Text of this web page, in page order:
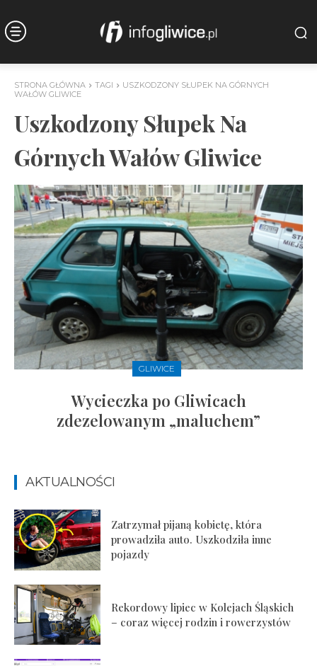
STRONA GŁÓWNA TAGI
USZKODZONY SŁUPEK NA GÓRNYCH
WAŁÓW GLIWICE
Uszkodzony Słupek Na
Górnych Wałów Gliwice
GLIWICE
Wycieczka po Gliwicach
zdezelowanym „maluchem”
AKTUALNOŚCI
Zatrzymał pijaną kobietę, która
prowadziła auto. Uszkodziła inne
pojazdy
Rekordowy lipiec w Kolejach Śląskich
– coraz więcej rodzin i rowerzystów